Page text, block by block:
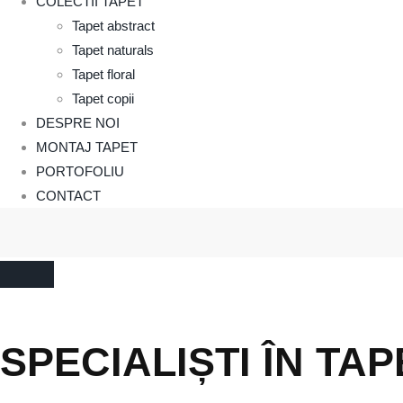
Tapet abstract
Tapet naturals
Tapet floral
Tapet copii
DESPRE NOI
MONTAJ TAPET
PORTOFOLIU
CONTACT
SPECIALIȘTI ÎN